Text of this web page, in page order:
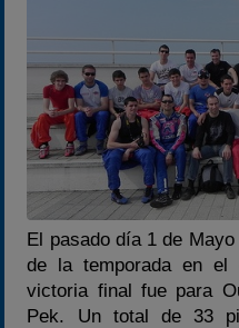
El pasado día 1 de
de la temporada en el
victoria final fue para
Pek. Un total de 33